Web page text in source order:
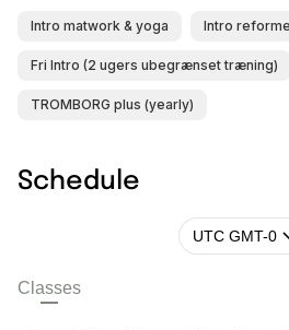
Intro matwork & yoga Intro
Fri Intro (2 ugers ubegrænset træning)
TROMBORG plus (yearly)
Schedule
UTC GMT-0
Classes